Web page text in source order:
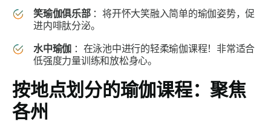
笑瑜伽俱乐部：将开怀大笑融入简单的瑜伽姿势，促
进内啡肽分泌。
水中瑜伽 ：在泳池中进行的轻柔瑜伽课程！非常适合
低强度力量训练和放松身心。
按地点划分的瑜伽课程：聚焦
各州